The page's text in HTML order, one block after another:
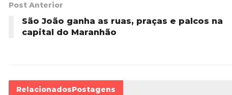
Post Anterior
São João ganha as ruas, praças e palcos na
capital do Maranhão
RelacionadosPostagens